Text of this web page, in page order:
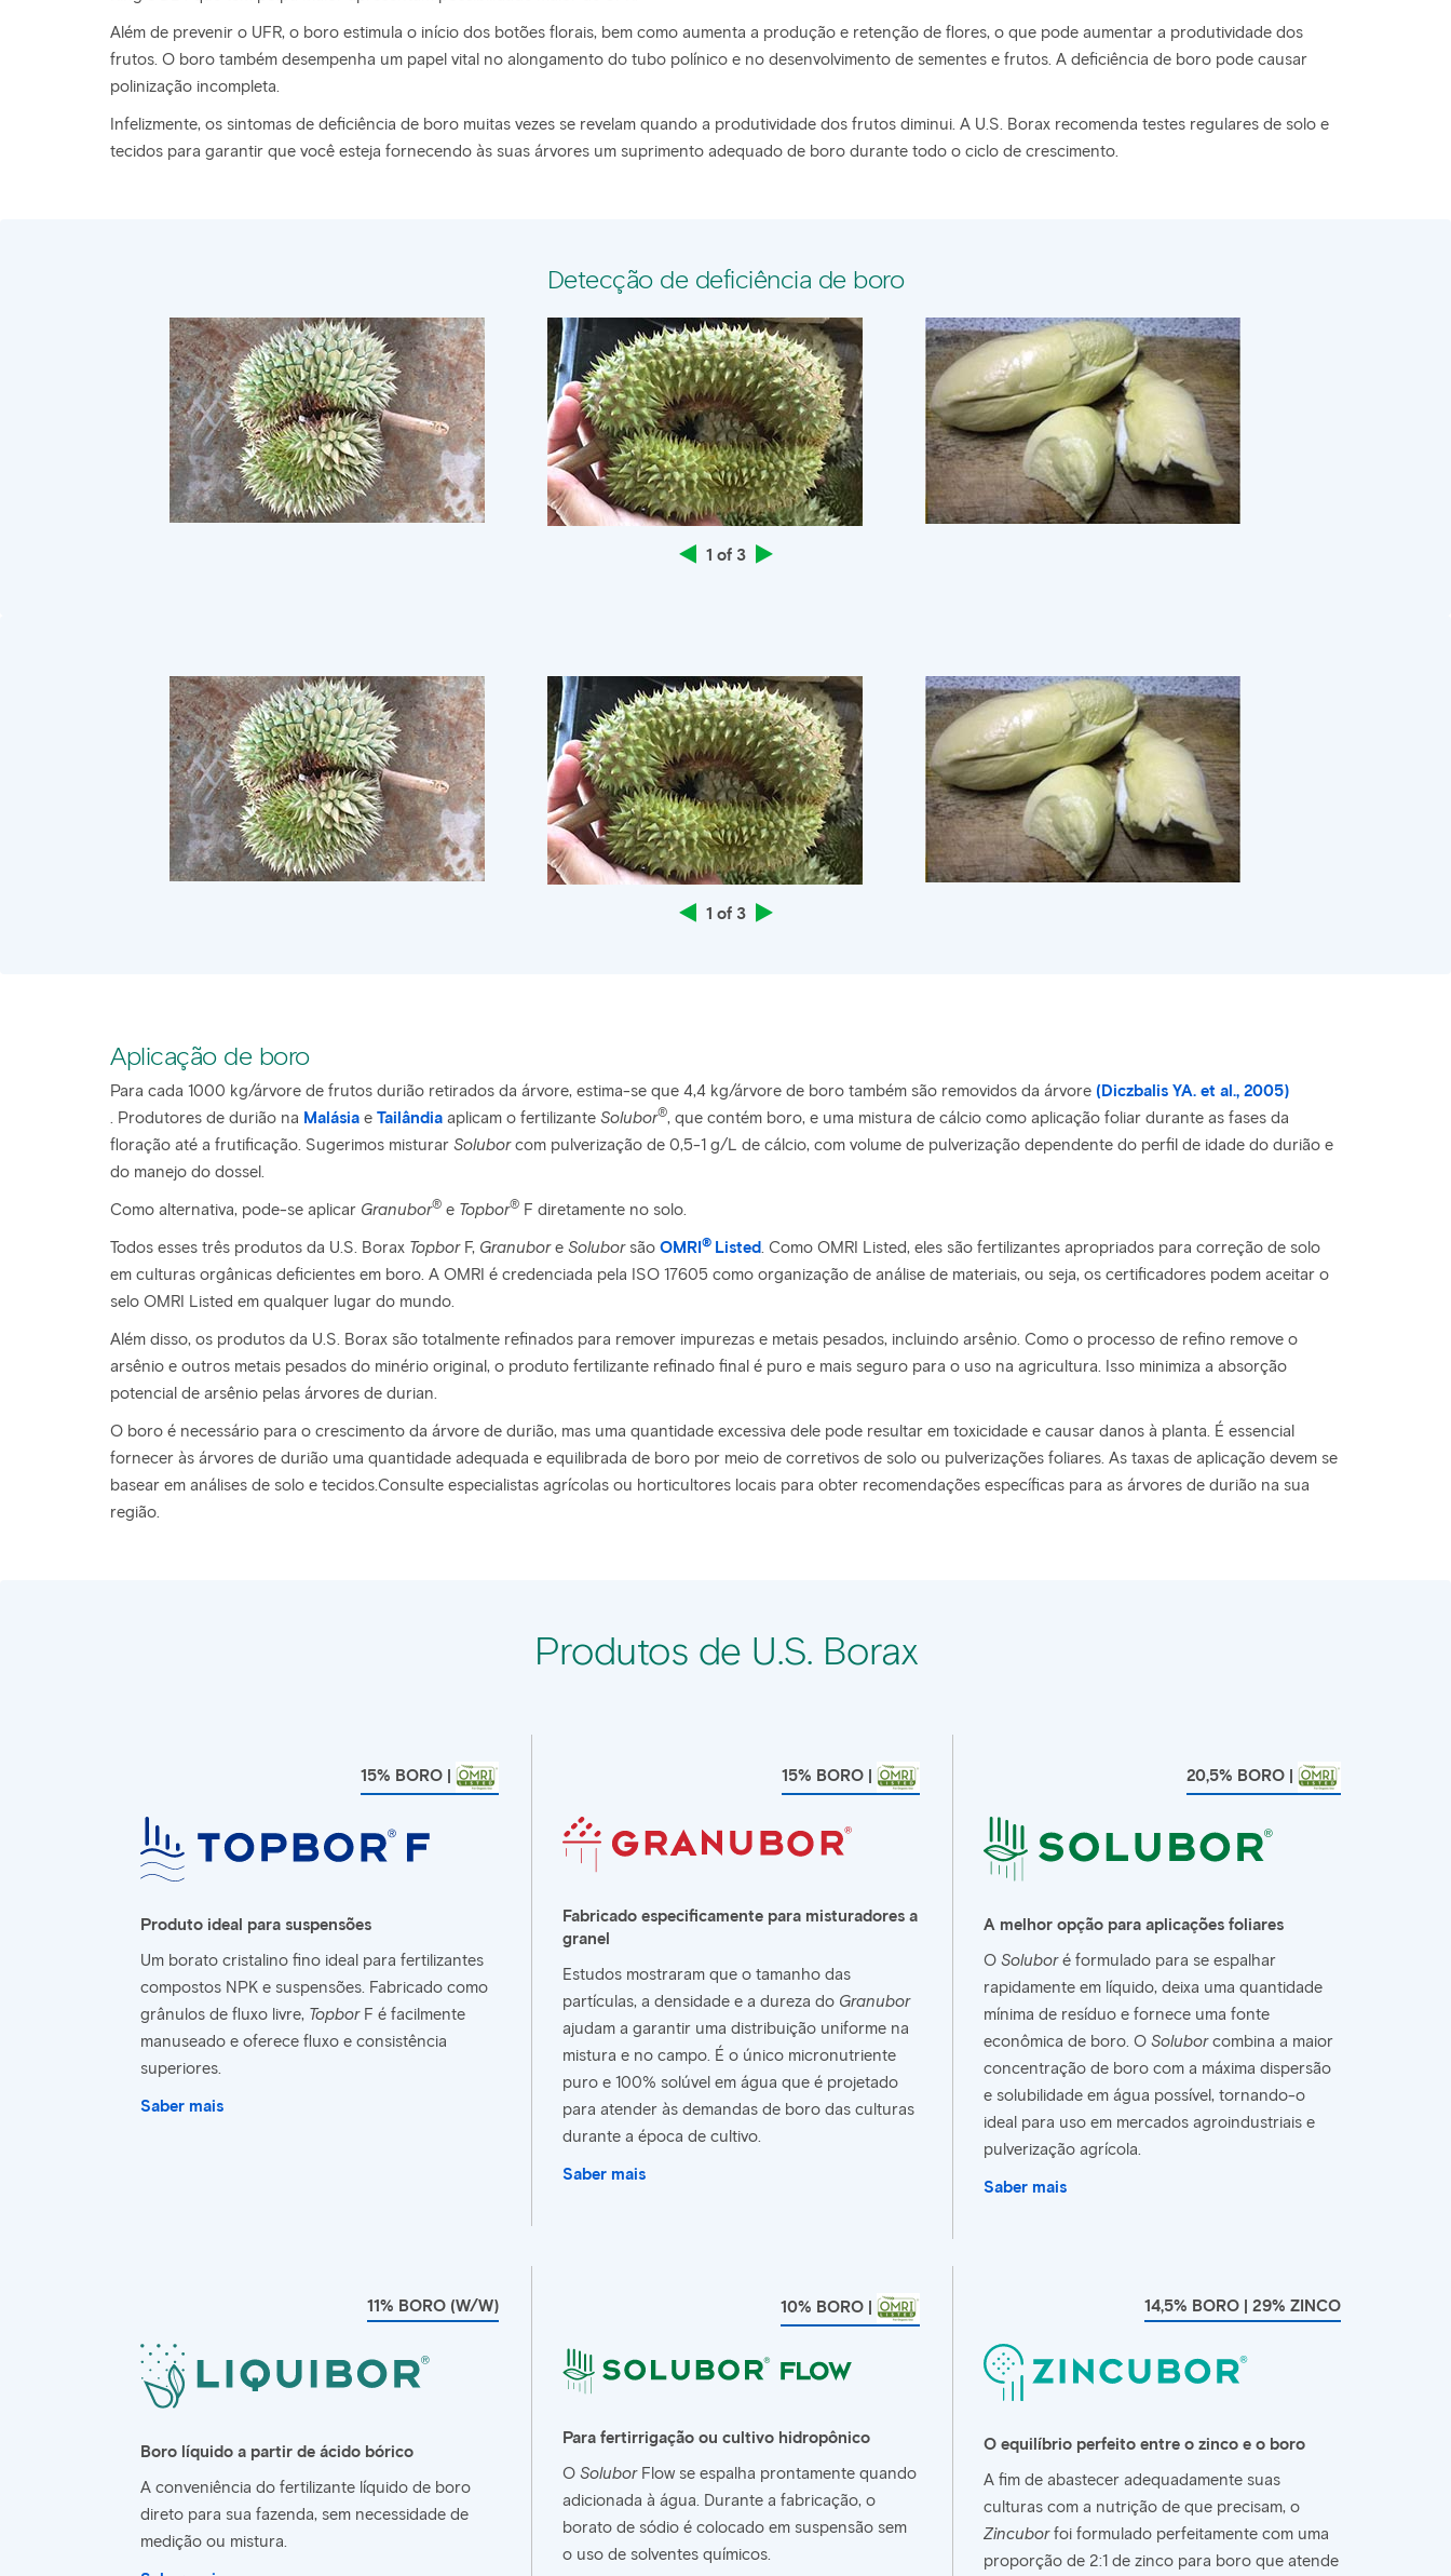
Além de prevenir o UFR, o boro estimula o início dos botões florais, bem como aumenta a produção e retenção de flores, o que pode aumentar a produtividade dos
frutos. O boro também desempenha um papel vital no alongamento do tubo polínico e no desenvolvimento de sementes e frutos. A deficiência de boro pode causar
polinização incompleta.
Infelizmente, os sintomas de deficiência de boro muitas vezes se revelam quando a produtividade dos frutos diminui. A U.S. Borax recomenda testes regulares de solo e
tecidos para garantir que você esteja fornecendo às suas árvores um suprimento adequado de boro durante todo o ciclo de crescimento.
Detecção de deficiência de boro
1 of 3
1 of 3
Aplicação de boro
Para cada 1000 kg/árvore de frutos durião retirados da árvore, estima-se que 4,4 kg/árvore de boro também são removidos da árvore (Diczbalis YA. et al., 2005)
. Produtores de durião na Malásia e Tailândia aplicam o fertilizante Solubor®, que contém boro, e uma mistura de cálcio como aplicação foliar durante as fases da
floração até a frutificação. Sugerimos misturar Soluborcom pulverização de 0,5-1 g/L de cálcio, com volume de pulverização dependente do perfil de idade do durião e
do manejo do dossel.
Como alternativa, pode-se aplicar Granubor® e Topbor® F diretamente no solo.
Todos esses três produtos da U.S. Borax TopborF, Granubore Soluborsão OMRI® Listed. Como OMRI Listed, eles são fertilizantes apropriados para correção de solo
em culturas orgânicas deficientes em boro. A OMRI é credenciada pela ISO 17605 como organização de análise de materiais, ou seja, os certificadores podem aceitar o
selo OMRI Listed em qualquer lugar do mundo.
Além disso, os produtos da U.S. Borax são totalmente refinados para remover impurezas e metais pesados, incluindo arsênio. Como o processo de refino remove o
arsênio e outros metais pesados do minério original, o produto fertilizante refinado final é puro e mais seguro para o uso na agricultura. Isso minimiza a absorção
potencial de arsênio pelas árvores de durian.
O boro é necessário para o crescimento da árvore de durião, mas uma quantidade excessiva dele pode resultar em toxicidade e causar danos à planta. É essencial
fornecer às árvores de durião uma quantidade adequada e equilibrada de boro por meio de corretivos de solo ou pulverizações foliares. As taxas de aplicação devem se
basear em análises de solo e tecidos.Consulte especialistas agrícolas ou horticultores locais para obter recomendações específicas para as árvores de durião na sua
região.
Produtos de U.S. Borax
15% BORO |
Produto ideal para suspensões
Um borato cristalino fino ideal para fertilizantes
compostos NPK e suspensões. Fabricado como
grânulos de fluxo livre, TopborF é facilmente
manuseado e oferece fluxo e consistência
superiores.
Saber mais
15% BORO |
Fabricado especificamente para misturadores a
granel
Estudos mostraram que o tamanho das
partículas, a densidade e a dureza do Granubor
ajudam a garantir uma distribuição uniforme na
mistura e no campo. É o único micronutriente
puro e 100% solúvel em água que é projetado
para atender às demandas de boro das culturas
durante a época de cultivo.
Saber mais
20,5% BORO |
A melhor opção para aplicações foliares
O Soluboré formulado para se espalhar
rapidamente em líquido, deixa uma quantidade
mínima de resíduo e fornece uma fonte
econômica de boro. O Soluborcombina a maior
concentração de boro com a máxima dispersão
e solubilidade em água possível, tornando-o
ideal para uso em mercados agroindustriais e
pulverização agrícola.
Saber mais
11% BORO (W/W)
Boro líquido a partir de ácido bórico
A conveniência do fertilizante líquido de boro
direto para sua fazenda, sem necessidade de
medição ou mistura.
10% BORO |
Para fertirrigação ou cultivo hidropônico
O SoluborFlow se espalha prontamente quando
adicionada à água. Durante a fabricação, o
borato de sódio é colocado em suspensão sem
o uso de solventes químicos.
14,5% BORO | 29% ZINCO
O equilíbrio perfeito entre o zinco e o boro
A fim de abastecer adequadamente suas
culturas com a nutrição de que precisam, o
Zincuborfoi formulado perfeitamente com uma
proporção de 2:1 de zinco para boro que atende